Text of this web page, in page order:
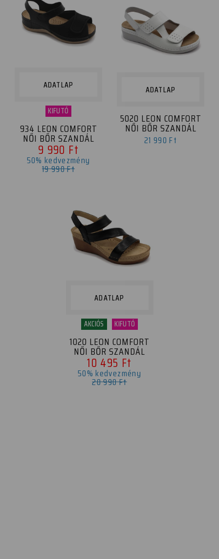
ADATLAP
KIFUTÓ
934 LEON COMFORT
NŐI BŐR SZANDÁL
9 990 Ft
50% kedvezmény
19 990 Ft
ADATLAP
5020 LEON COMFORT
NŐI BŐR SZANDÁL
21 990 Ft
ADATLAP
AKCIÓS KIFUTÓ
1020 LEON COMFORT
NŐI BŐR SZANDÁL
10 495 Ft
50% kedvezmény
20 990 Ft